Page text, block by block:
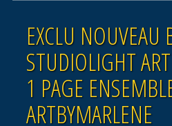
EXCLU NOUVEAU
STUDIOLIGHT
1 PAGE
ARTBYMARLENE